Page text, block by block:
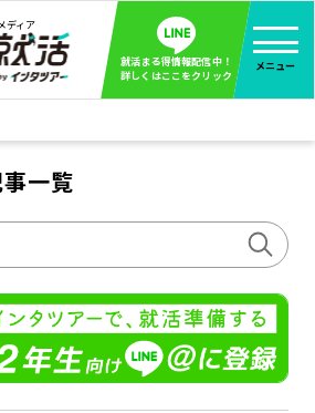
ディア
就活まる得情報配信中！
詳しくはここをクリック
メニュー
ウ 全て見る
！特捜部
企業の裏側を徹底調査！
活動レポ 全て見る
てどうだった？OBOG成功談
タビュー 全て見る
、就活を振り返ってみた
ログ 全て見る
一覧